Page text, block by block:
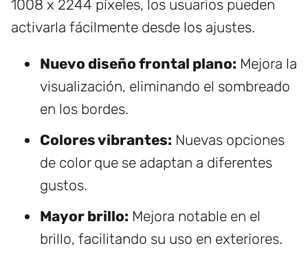
1008 x 2244 píxeles, los usuarios pueden
activarla fácilmente desde los ajustes.
Nuevo diseño frontal plano: Mejora la
visualización, eliminando el sombreado
en los bordes.
Colores vibrantes: Nuevas opciones
de color que se adaptan a diferentes
gustos.
Mayor brillo: Mejora notable en el
brillo, facilitando su uso en exteriores.